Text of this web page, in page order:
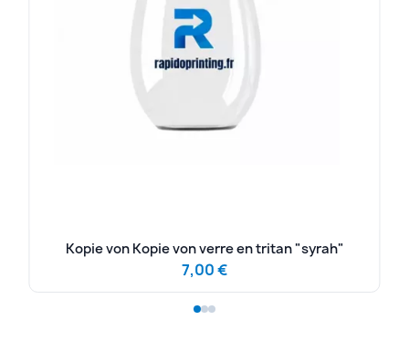
Kopie von Kopie von verre en tritan "syrah"
7,00 €